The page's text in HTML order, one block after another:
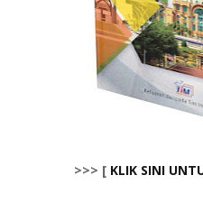
>>> [ KLIK SINI